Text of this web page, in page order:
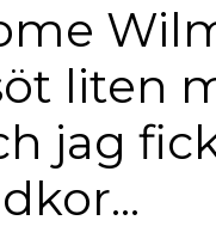
liten
jag